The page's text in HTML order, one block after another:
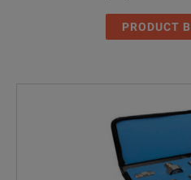
PRODUCT